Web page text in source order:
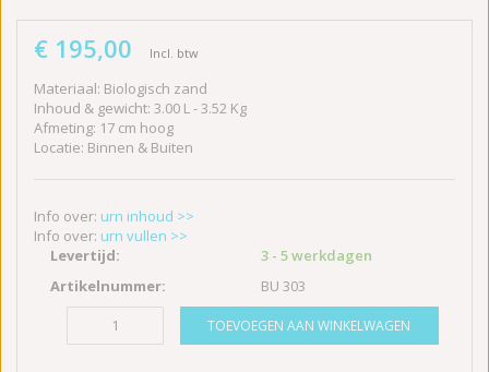
€ 195,00 Incl. btw
Materiaal: Biologisch zand
Inhoud & gewicht: 3.00 L - 3.52 Kg
Afmeting: 17 cm hoog
Locatie: Binnen & Buiten
Info over: urn inhoud >>
Info over: urn vullen >>
Levertijd:
3 - 5 werkdagen
Artikelnummer:
BU 303
TOEVOEGEN AAN WINKELWAGEN